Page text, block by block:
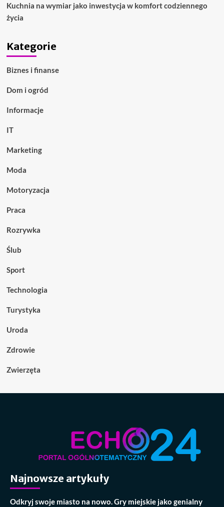
Kuchnia na wymiar jako inwestycja w komfort codziennego
życia
Kategorie
Biznes i finanse
Dom i ogród
Informacje
IT
Marketing
Moda
Motoryzacja
Praca
Rozrywka
Ślub
Sport
Technologia
Turystyka
Uroda
Zdrowie
Zwierzęta
Najnowsze artykuły
Odkryj swoje miasto na nowo. Gry miejskie jako genialny